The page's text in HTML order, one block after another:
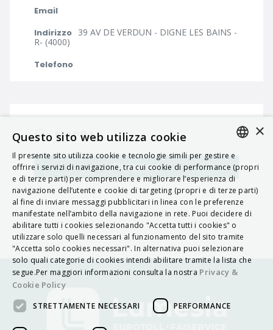
Email
Indirizzo 39 AV DE VERDUN - DIGNE LES BAINS -
R- (4000)
Telefono
MAPPA
Navigatore ITALIAN
ENGLISH
FRENCH
HUNGARIAN
DEUTSCH
POLSKI
PORTUGUÊS
×
Questo sito web utilizza cookie
Il presente sito utilizza cookie e tecnologie simili per gestire e
offrire i servizi di navigazione, tra cui cookie di performance (propri
e di terze parti) per comprendere e migliorare l’esperienza di
navigazione dell’utente e cookie di targeting (propri e di terze parti)
al fine di inviare messaggi pubblicitari in linea con le preferenze
manifestate nell’ambito della navigazione in rete. Puoi decidere di
abilitare tutti i cookies selezionando "Accetta tutti i cookies" o
utilizzare solo quelli necessari al funzionamento del sito tramite
"Accetta solo cookies necessari". In alternativa puoi selezionare
solo quali categorie di cookies intendi abilitare tramite la lista che
segue.Per maggiori informazioni consulta la nostra Privacy &
Cookie Policy
STRETTAMENTE NECESSARI PERFORMANCE